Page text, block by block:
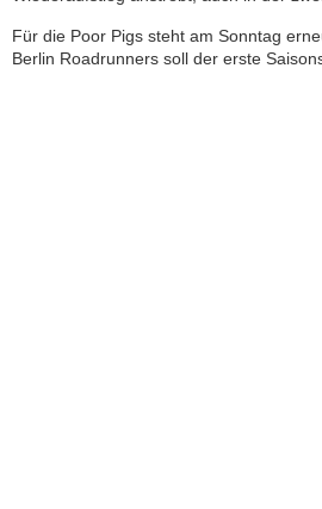
Für die Poor Pigs steht am Sonntag
Berlin Roadrunners soll der erste